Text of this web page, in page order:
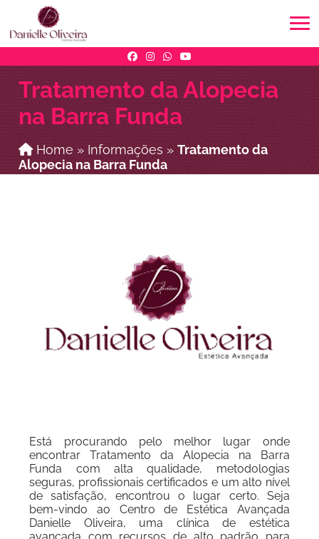
Tratamento da Alopecia
na Barra Funda
Home » Informações »Tratamento da
Alopecia na Barra Funda
Está procurando pelo melhor lugar onde
encontrar Tratamento da Alopecia na Barra
Funda com alta qualidade, metodologias
seguras, profissionais certificados e um alto nível
de satisfação, encontrou o lugar certo. Seja
bem-vindo ao Centro de Estética Avançada
Danielle Oliveira, uma clínica de estética